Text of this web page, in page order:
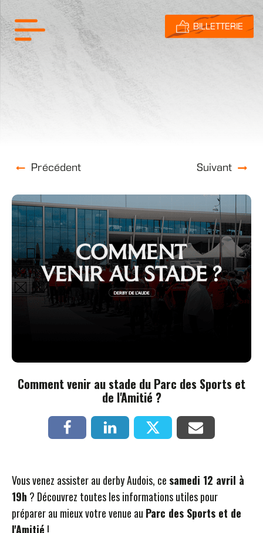
Précédent Suivant
Comment venir au stade du Parc des Sports et
de l'Amitié ?
Vous venez assister au derby Audois, ce samedi 12 avril à
19h ? Découvrez toutes les informations utiles pour
préparer au mieux votre venue au Parc des Sports et de
l'Amitié !
BILLETTERIE